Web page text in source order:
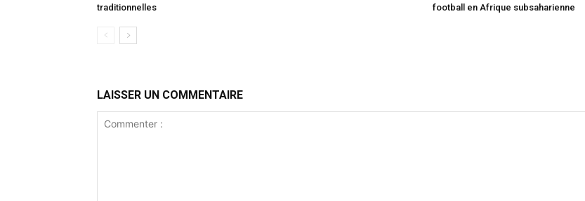
traditionnelles
football en Afrique subsaharienne
LAISSER UN COMMENTAIRE